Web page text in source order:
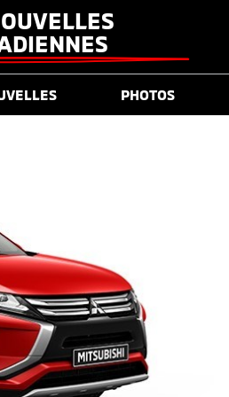
PHOTOS